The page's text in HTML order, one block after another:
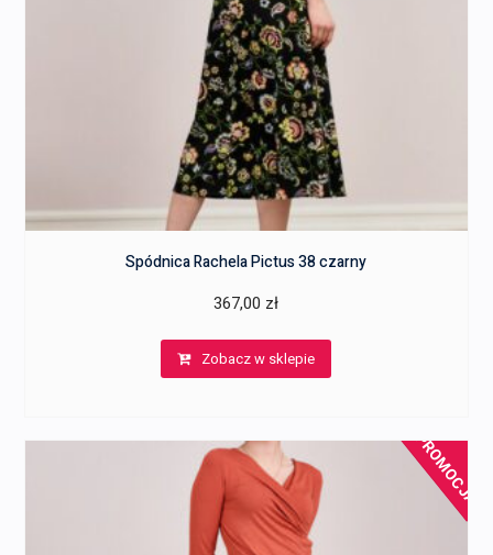
Spódnica Rachela Pictus 38 czarny
367,00 zł
Zobacz w sklepie
PROMOCJA!